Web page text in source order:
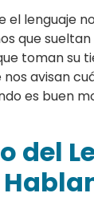
el lenguaje
que
toman su
nos avisan
es buen
del